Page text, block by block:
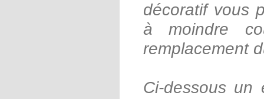
décoratif vous
à moindre
remplacement
Ci-dessous un